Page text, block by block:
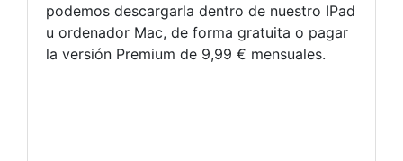
podemos descargarla dentro de nuestro IPad
u ordenador Mac, de forma gratuita o pagar
la versión Premium de 9,99 € mensuales.